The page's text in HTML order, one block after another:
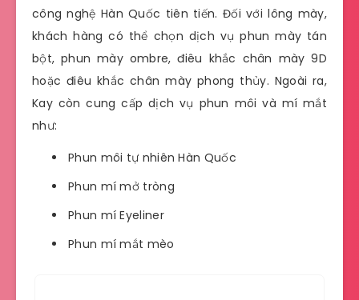
công nghệ Hàn Quốc tiên tiến. Đối với lông mày,
khách hàng có thể chọn dịch vụ phun mày tán
bột, phun mày ombre, điêu khắc chân mày 9D
hoặc điêu khắc chân mày phong thủy. Ngoài ra,
Kay còn cung cấp dịch vụ phun môi và mí mắt
như:
Phun môi tự nhiên Hàn Quốc
Phun mí mở tròng
Phun mí Eyeliner
Phun mí mắt mèo